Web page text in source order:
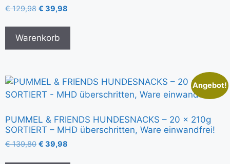
€129,98 € 39,98
Warenkorb
Angebot!
PUMMEL & FRIENDS HUNDESNACKS – 20 x 210g
SORTIERT – MHD überschritten, Ware einwandfrei!
€139,80 € 39,98